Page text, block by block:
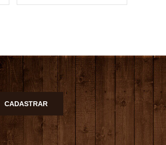
CADASTRAR